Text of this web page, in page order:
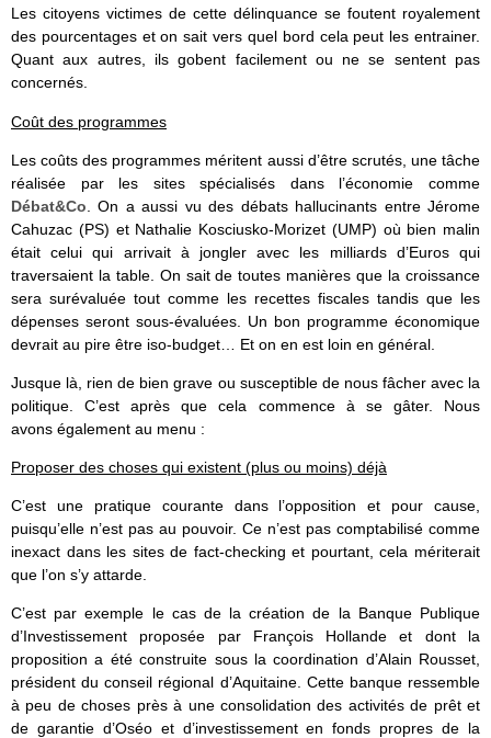
Les citoyens victimes de cette délinquance se foutent royalement
des pourcentages et on sait vers quel bord cela peut les entrainer.
Quant aux autres, ils gobent facilement ou ne se sentent pas
concernés.
Coût des programmes
Les coûts des programmes méritent aussi d’être scrutés, une tâche
réalisée par les sites spécialisés dans l’économie comme
Débat&Co . On a aussi vu des débats hallucinants entre Jérome
Cahuzac (PS) et Nathalie Kosciusko-Morizet (UMP) où bien malin
était celui qui arrivait à jongler avec les milliards d’Euros qui
traversaient la table. On sait de toutes manières que la croissance
sera surévaluée tout comme les recettes fiscales tandis que les
dépenses seront sous-évaluées. Un bon programme économique
devrait au pire être iso-budget… Et on en est loin en général.
Jusque là, rien de bien grave ou susceptible de nous fâcher avec la
politique. C’est après que cela commence à se gâter. Nous
avons également au menu :
Proposer des choses qui existent (plus ou moins) déjà
C’est une pratique courante dans l’opposition et pour cause,
puisqu’elle n’est pas au pouvoir. Ce n’est pas comptabilisé comme
inexact dans les sites de fact-checking et pourtant, cela mériterait
que l’on s’y attarde.
C’est par exemple le cas de la création de la Banque Publique
d’Investissement proposée par François Hollande et dont la
proposition a été construite sous la coordination d’Alain Rousset,
président du conseil régional d’Aquitaine. Cette banque ressemble
à peu de choses près à une consolidation des activités de prêt et
de garantie d’Oséo et d’investissement en fonds propres de la